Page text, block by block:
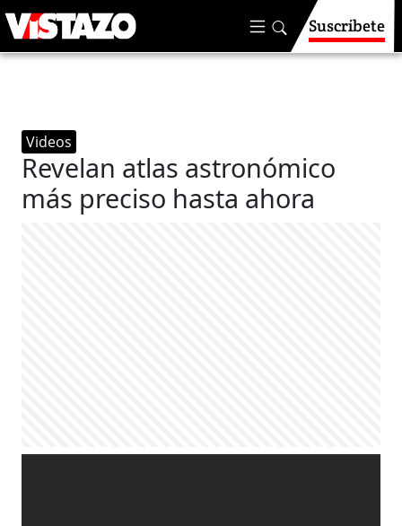
Suscríbete
Videos
Revelan atlas astronómico
más preciso hasta ahora